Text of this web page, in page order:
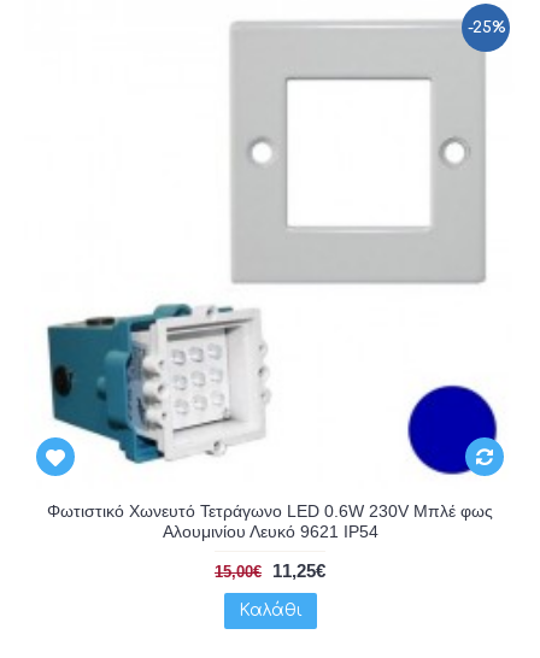
-25%
Φωτιστικό Χωνευτό Τετράγωνο LED 0.6W 230V Μπλέ φως
Αλουμινίου Λευκό 9621 IP54
15,00€ 11,25€
Καλάθι